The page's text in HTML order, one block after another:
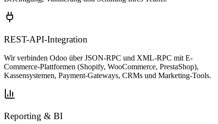
REST-API-Integration
Wir verbinden Odoo über JSON-RPC und XML-RPC mit E-
Commerce-Plattformen (Shopify, WooCommerce, PrestaShop),
Kassensystemen, Payment-Gateways, CRMs und Marketing-Tools.
Reporting & BI